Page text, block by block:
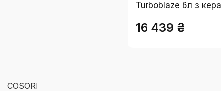
Turboblaze 6л з
запікання, гриль
16 439 ₴
COSORI